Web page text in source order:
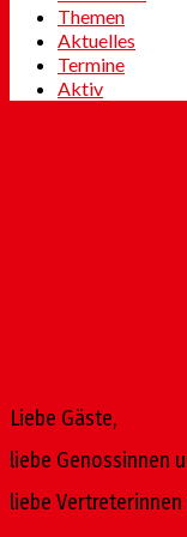
Themen
Aktuelles
Termine
Aktiv
Liebe Gäste,
liebe Genossinnen
liebe